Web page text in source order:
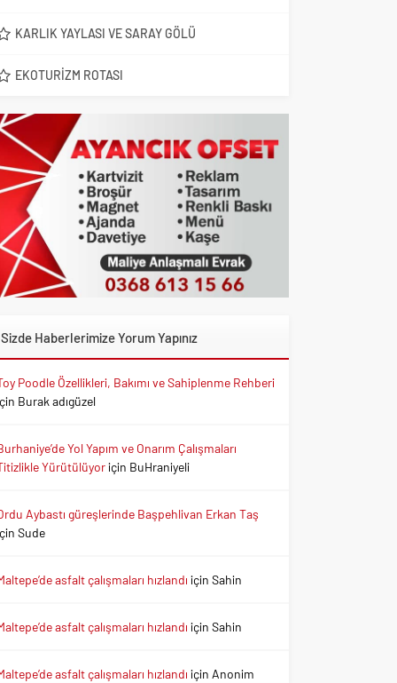
KARLIK YAYLASI VE SARAY GÖLÜ
EKOTURIZM ROTASI
Sizde Haberlerimize Yorum Yapınız
Poodle Özellikleri, Bakımı ve Sahiplenme Rehberi
Burak adıgüzel
Yol Yapım ve Onarım Çalışmaları
Yürütülüyoriçin BuHraniyeli
Aybastı güreşlerinde Başpehlivan Erkan Taş
Sude
asfalt çalışmaları hızlandı içinSahin
asfalt çalışmaları hızlandı içinSahin
asfalt çalışmaları hızlandı için Anonim